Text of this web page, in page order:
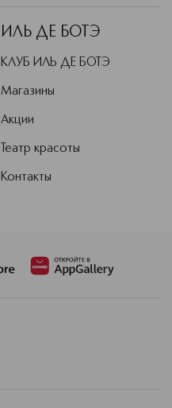
ИЛЬ ДЕ БОТЭ
КЛУБ ИЛЬ ДЕ БОТЭ
Магазины
Акции
Театр красоты
Контакты